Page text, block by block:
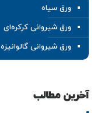
ورق سیاه
ورق شیروانی کرکره‌ای
ورق شیروانی گالوانیزه
آخرین مطالب